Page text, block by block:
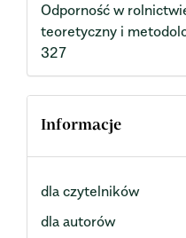
Odporność w
teoretyczny i
327
Informacje
dla czytelników
dla autorów